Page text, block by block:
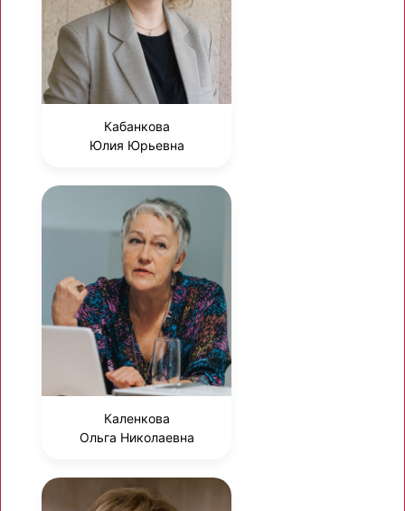
Кабанкова
Юлия Юрьевна
Каленкова
Ольга Николаевна